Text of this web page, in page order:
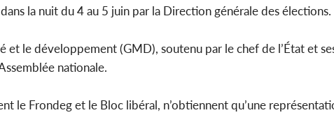
la nuit du 4 au 5 juin par la Direction générale des élections.
le développement (GMD), soutenu par le chef de l’État et
nationale.
le Frondeg et le Bloc libéral, n’obtiennent qu’une